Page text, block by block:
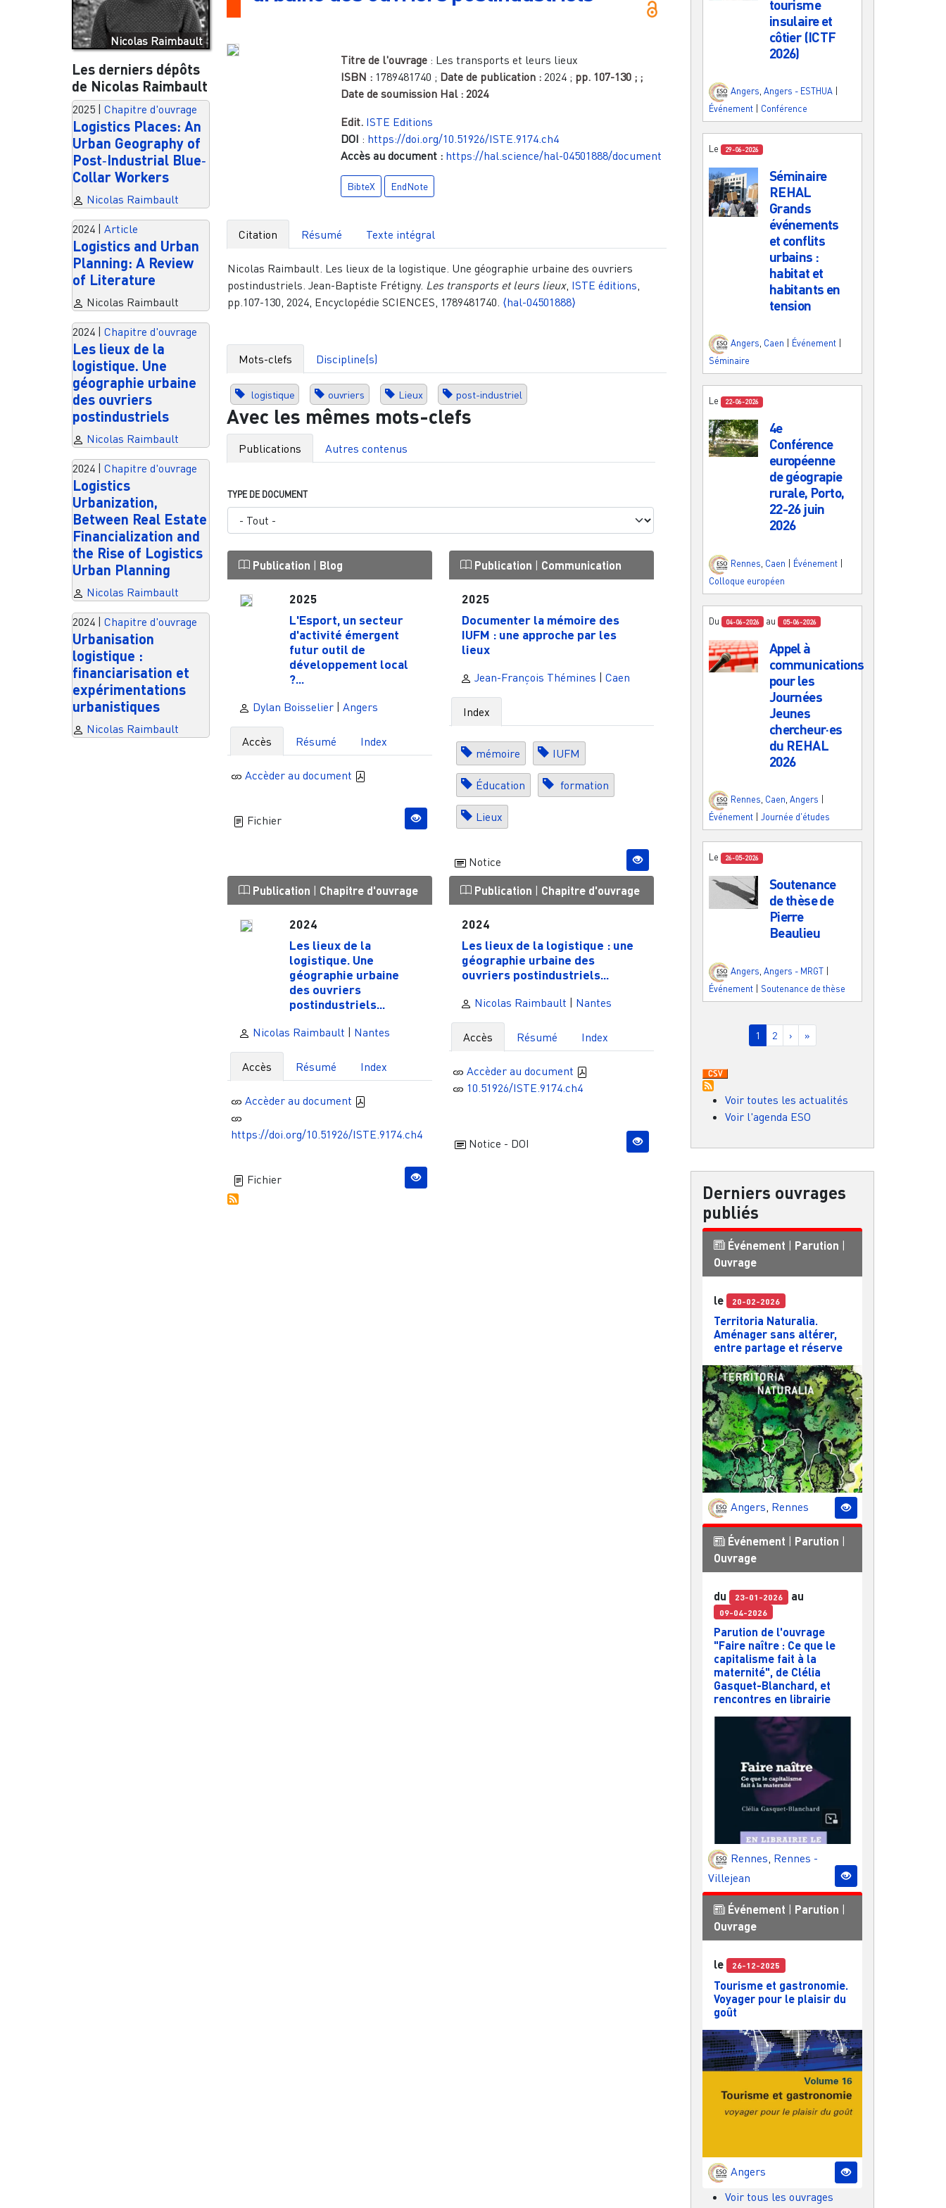
Nicolas Raimbault
Les derniers dépôts
de Nicolas Raimbault
2025 Chapitre d'ouvrage
Logistics Places: An
Urban Geography of
Post‐Industrial Blue‐
Collar Workers
Nicolas Raimbault
2024 Article
Logistics and Urban
Planning: A Review
of Literature
Nicolas Raimbault
2024 Chapitre d'ouvrage
Les lieux de la
logistique. Une
géographie urbaine
des ouvriers
postindustriels
Nicolas Raimbault
2024 Chapitre d'ouvrage
Logistics
Urbanization,
Between Real Estate
Financialization and
the Rise of Logistics
Urban Planning
Nicolas Raimbault
2024 Chapitre d'ouvrage
Urbanisation
logistique :
financiarisation et
expérimentations
urbanistiques
Nicolas Raimbault
Titre de l'ouvrage: Les transports et leurs lieux
ISBN : 1789481740 ; Date de publication : 2024 ; pp. 107-130 ; ;
Date de soumission Hal : 2024
Edit. ISTE Editions
DOI : https://doi.org/10.51926/ISTE.9174.ch4
Accès au document : https://hal.science/hal-04501888/document
BibteX EndNote
Citation Résumé Texte intégral
Nicolas Raimbault. Les lieux de la logistique. Une géographie urbaine des ouvriers
postindustriels. Jean-Baptiste Frétigny. Les transports et leurs lieux, ISTE éditions
pp.107-130, 2024, Encyclopédie SCIENCES, 1789481740. ⟨hal-04501888⟩
Mots-clefs Discipline(s)
logistique ouvriers Lieux post-industriel
Avec les mêmes mots-clefs
Publications Autres contenus
TYPE DE DOCUMENT
Publication | Blog
2025
L'Esport, un secteur
d'activité émergent
futur outil de
développement local
?...
Dylan Boisselier |Angers
Accès Résumé Index
Accèder au document
Fichier
Publication | Communication
2025
Documenter la mémoire des
IUFM : une approche par les
lieux
Jean-François Thémines |Caen
Index
mémoire IUFM
Éducation formation
Lieux
Notice
Publication | Chapitre d'ouvrage
2024
Les lieux de la
logistique. Une
géographie urbaine
des ouvriers
postindustriels...
Nicolas Raimbault Nantes
Accès Résumé Index
Accèder au document
https://doi.org/10.51926/ISTE.9174.ch4
Fichier
Publication | Chapitre d'ouvrage
2024
Les lieux de la logistique : une
géographie urbaine des
ouvriers postindustriels...
Nicolas Raimbault Nantes
Accès Résumé Index
Accèder au document
10.51926/ISTE.9174.ch4
Notice - DOI
tourisme
insulaire et
côtier (ICTF
2026)
Angers Angers - ESTHUA
Événement
Conférence
Le 29-06-2026
Séminaire
REHAL
Grands
événements
et conflits
urbains :
habitat et
habitants en
tension
Angers, Caen Événement
Séminaire
Le 22-06-2026
4e
Conférence
européenne
de géograpie
rurale, Porto,
22-26 juin
2026
Rennes Caen Événement
Colloque européen
Du 04-06-2026 au 05-06-2026
Appel à
communications
pour les
Journées
Jeunes
chercheur·es
du REHAL
2026
Rennes, Caen, Angers
Événement
Journée d'études
Le 26-05-2026
Soutenance
de thèse de
Pierre
Beaulieu
Angers Angers - MRGT
Événement | Soutenance de thèse
Pagination
Page courante
1 Page
2 Page suivante
› Dernière page
»
Voir toutes les actualités
Voir l'agenda ESO
Derniers ouvrages
publiés
Événement | Parution |
Ouvrage
le 20-02-2026
Territoria Naturalia.
Aménager sans altérer,
entre partage et réserve
Angers, Rennes
Événement Parution
Ouvrage
du 23-01-2026 au
09-04-2026
Parution de l'ouvrage
"Faire naître : Ce que le
capitalisme fait à la
maternité", de Clélia
Gasquet-Blanchard, et
rencontres en librairie
Rennes, Rennes -
Villejean
Événement Parution
Ouvrage
le 26-12-2025
Tourisme et gastronomie.
Voyager pour le plaisir du
goût
Angers
Voir tous les ouvrages